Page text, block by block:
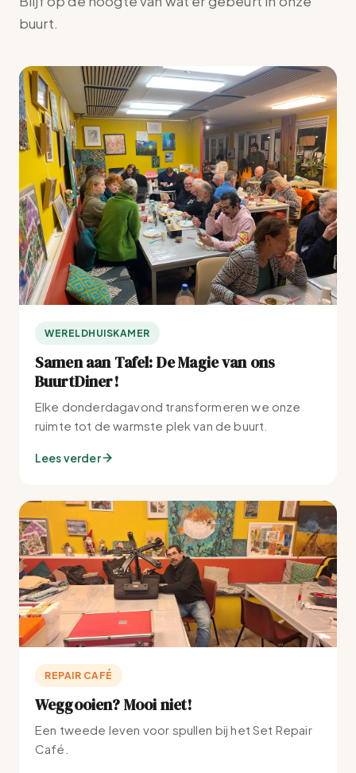
buurt.
WERELDHUISKAMER
Samen aan Tafel: De Magie van ons
BuurtDiner!
Elke donderdagavond transformeren we onze
ruimte tot de warmste plek van de buurt.
Lees verder
REPAIR CAFÉ
Weggooien? Mooi niet!
Een tweede leven voor spullen bij het Set Repair
Café.